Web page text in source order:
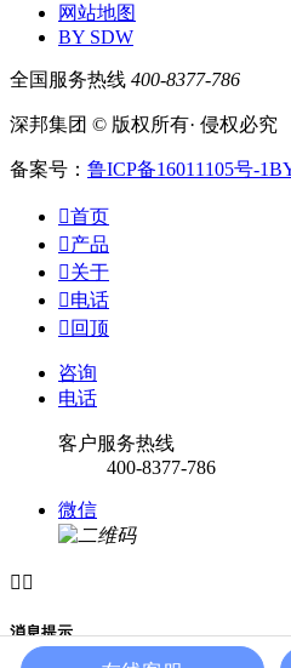
网站地图
BY SDW
全国服务热线 400-8377-786
深邦集团 © 版权所有· 侵权必究
备案号： 鲁ICP备16011105号-1
首页
产品
关于
电话
 回顶
咨询
电话
客户服务热线
400-8377-786
微信
 
消息提示